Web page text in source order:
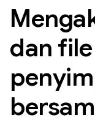
dan